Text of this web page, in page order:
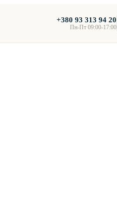
+380 93 313 94 20
Пн-Пт 09:00-17:00